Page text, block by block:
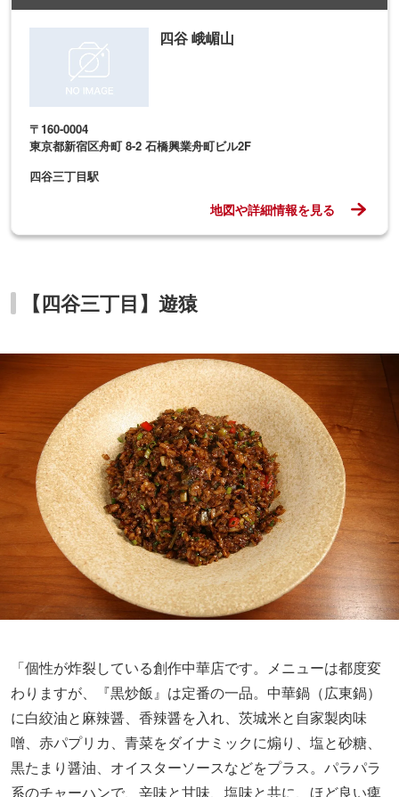
四谷 峨嵋山
〒160-0004
東京都新宿区舟町 8-2 石橋興業舟町ビル2F
四谷三丁目駅
地図や詳細情報を見る
【四谷三丁目】遊猿
「個性が炸裂している創作中華店です。メニューは都度変
わりますが、『黒炒飯』は定番の一品。中華鍋（広東鍋）
に白絞油と麻辣醤、香辣醤を入れ、茨城米と自家製肉味
噌、赤パプリカ、青菜をダイナミックに煽り、塩と砂糖、
黒たまり醤油、オイスターソースなどをプラス。パラパラ
系のチャーハンで、辛味と甘味、塩味と共に、ほど良い痺